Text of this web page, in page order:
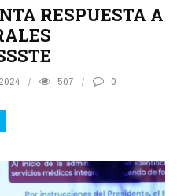
RESPUESTA A
507 0